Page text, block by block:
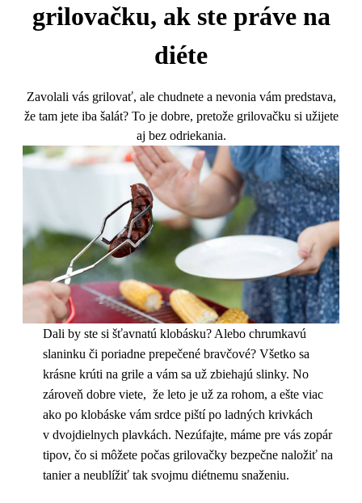
grilovačku, ak ste práve na
diéte
Zavolali vás grilovať, ale chudnete a nevonia vám predstava,
že tam jete iba šalát? To je dobre, pretože grilovačku si užijete
aj bez odriekania.
Dali by ste si šťavnatú klobásku? Alebo chrumkavú
slaninku či poriadne prepečené bravčové? Všetko sa
krásne krúti na grile a vám sa už zbiehajú slinky. No
zároveň dobre viete, že leto je už za rohom, a ešte viac
ako po klobáske vám srdce piští po ladných krivkách
v dvojdielnych plavkách. Nezúfajte, máme pre vás zopár
tipov, čo si môžete počas grilovačky bezpečne naložiť na
tanier a neublížiť tak svojmu diétnemu snaženiu.